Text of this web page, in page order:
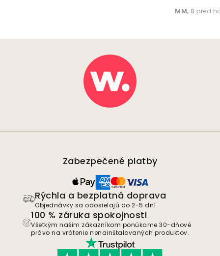
MM, 8 pred
Zabezpečené platby
Rýchla a bezplatná doprava
Objednávky sa odosielajú do 2-5 dní.
100 % záruka spokojnosti
Všetkým našim zákazníkom ponúkame 30-dňové
právo na vrátenie nenainštalovaných produktov.